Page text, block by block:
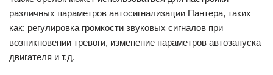
различных параметров автосигнализации Пантера, таких
как: регулировка громкости звуковых сигналов при
возникновении тревоги, изменение параметров автозапуска
двигателя и т.д.